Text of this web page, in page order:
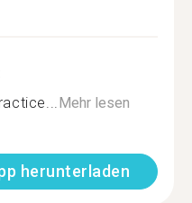
Mehr lesen
herunterladen